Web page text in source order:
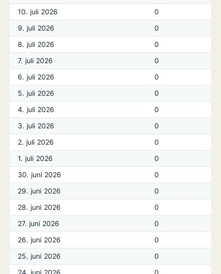
10. juli 2026
0
9. juli 2026
0
8. juli 2026
0
7. juli 2026
0
6. juli 2026
0
5. juli 2026
0
4. juli 2026
0
3. juli 2026
0
2. juli 2026
0
1. juli 2026
0
30. juni 2026
0
29. juni 2026
0
28. juni 2026
0
27. juni 2026
0
26. juni 2026
0
25. juni 2026
0
24. juni 2026
0